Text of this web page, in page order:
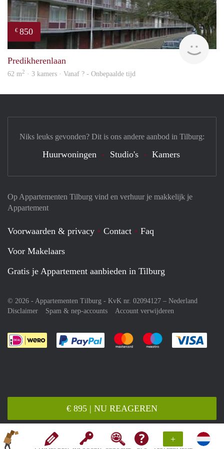
+
€ 895 | NU REAGEREN
€ 850
Predikherenlaan
62 m2 · 3 kamers · Vanaf ? - Onbepaalde tijd
Op Appartementen Tilburg vind en verhuur je makkelijk je
Appartement
Voorwaarden & privacy Contact
Faq
Voor Makelaars
Gratis je Appartement aanbieden in Tilburg
© 2026 - Appartementen Tilburg - KvK nr. 02094127 – Nederland
Disclaimer
Spam & nep-accounts Account verwijderen
Je rekent gemakkelijk af met Paypal
Je rekent gemakkelijk af met
Je rekent
Niks leuks gevonden? Dit is ons andere aanbod in Tilburg:
Huurwoningen Studio's Kamers